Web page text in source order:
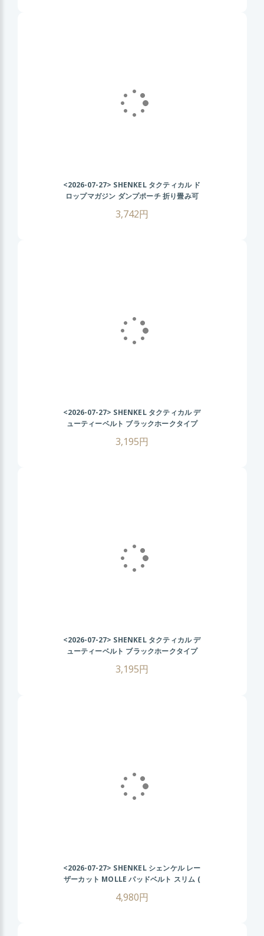
<2026-07-27> SHENKEL タクティカル ド
ロップマガジン ダンプポーチ 折り畳み可
納ポーチ ロールアップ サバゲー装備
3,742円
<2026-07-27> SHENKEL タクティカル デ
ューティーベルト ブラックホークタイプ
バルゲーム ミリタリーベルト 装備用ベルト
3,195円
<2026-07-27> SHENKEL タクティカル デ
ューティーベルト ブラックホークタイプ
(BK ブラック) サバゲー装備 サバイバルゲ
ーム ミリタリーベルト 装備用ベルト
3,195円
<2026-07-27> SHENKEL シェンケル レー
ザーカット MOLLE パッドベルト スリム (
ラ サバゲー サバイバルゲーム
4,980円